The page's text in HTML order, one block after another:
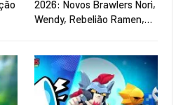
2026: Novos Brawlers Nori,
Wendy, Rebelião Ramen,…